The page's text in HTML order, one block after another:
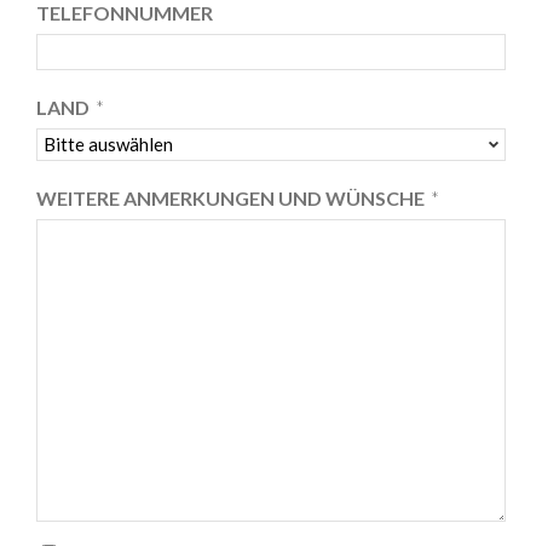
TELEFONNUMMER
LAND *
WEITERE ANMERKUNGEN UND WÜNSCHE *